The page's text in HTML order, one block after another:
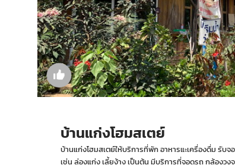
บ้านแก่งโฮมสเตย์
บ้านแก่งโฮมสเตย์ให้บริการที่พัก อาหารแะเครื่องดื่ม รั
เช่น ล่องแก่ง เลี้ยง้าง เป็นต้น มีบริการที่จอดรถ กล้องวง